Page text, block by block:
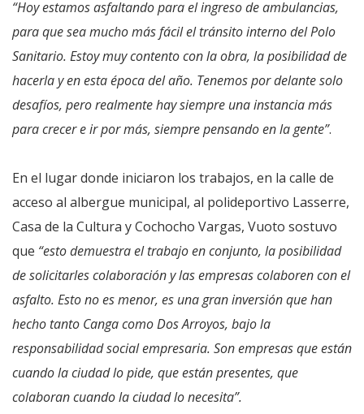
“Hoy estamos asfaltando para el ingreso de ambulancias,
para que sea mucho más fácil el tránsito interno del Polo
Sanitario. Estoy muy contento con la obra, la posibilidad de
hacerla y en esta época del año. Tenemos por delante solo
desafíos, pero realmente hay siempre una instancia más
para crecer e ir por más, siempre pensando en la gente”.
En el lugar donde iniciaron los trabajos, en la calle de
acceso al albergue municipal, al polideportivo Lasserre,
Casa de la Cultura y Cochocho Vargas, Vuoto sostuvo
que “esto demuestra el trabajo en conjunto, la posibilidad
de solicitarles colaboración y las empresas colaboren con el
asfalto. Esto no es menor, es una gran inversión que han
hecho tanto Canga como Dos Arroyos, bajo la
responsabilidad social empresaria. Son empresas que están
cuando la ciudad lo pide, que están presentes, que
colaboran cuando la ciudad lo necesita”.